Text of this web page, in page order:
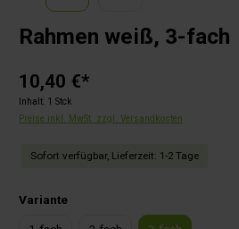
Rahmen weiß, 3-fach
10,40 €*
Inhalt: 1 Stck
Preise inkl. MwSt. zzgl. Versandkosten
Sofort verfügbar, Lieferzeit: 1-2 Tage
Varianteauswählen